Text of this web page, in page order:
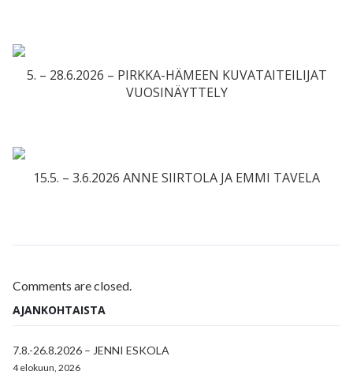
5. – 28.6.2026 – PIRKKA-HÄMEEN KUVATAITEILIJAT
VUOSINÄYTTELY
15.5. – 3.6.2026 ANNE SIIRTOLA JA EMMI TAVELA
Comments are closed.
AJANKOHTAISTA
7.8.-26.8.2026 – JENNI ESKOLA
4 elokuun, 2026